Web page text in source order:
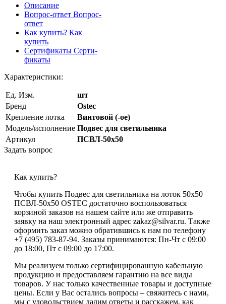
Описание
Вопрос-ответ Вопрос-
ответ
Как купить? Как
купить
Сертификаты Серти-
фикаты
Характеристики:
Ед. Изм.
шт
Бренд
Ostec
Крепление лотка
Винтовой (-ое)
Модель/исполнение Подвес для светильника
Артикул
ПСВЛ-50х50
Задать вопрос
Как купить?
Чтобы купить Подвес для светильника на лоток 50х50
ПСВЛ-50х50 OSTEC достаточно воспользоваться
корзиной заказов на нашем сайте или же отправить
заявку на наш электронный адрес zakaz@silvar.ru. Также
оформить заказ можно обратившись к нам по телефону
+7 (495) 783-87-94. Заказы принимаются: Пн-Чт с 09:00
до 18:00, Пт с 09:00 до 17:00.
Мы реализуем только сертифицированную кабельную
продукцию и предоставляем гарантию на все виды
товаров. У нас только качественные товары и доступные
цены. Если у Вас остались вопросы – свяжитесь с нами,
мы с удовольствием дадим ответы и расскажем, как